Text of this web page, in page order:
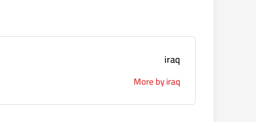
iraq
More by iraq